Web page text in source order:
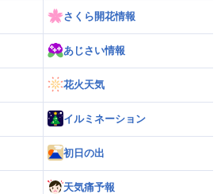
さくら開花情報
あじさい情報
花火天気
イルミネーション
初日の出
天気痛予報